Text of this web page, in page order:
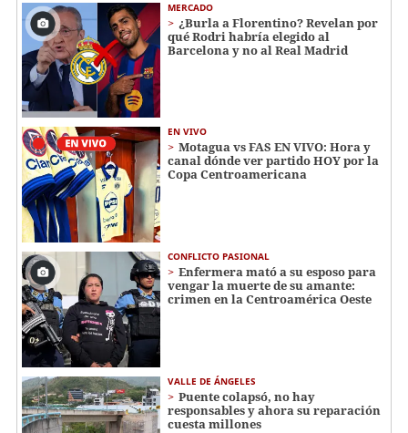
MERCADO
¿Burla a Florentino? Revelan por
qué Rodri habría elegido al
Barcelona y no al Real Madrid
EN VIVO
Motagua vs FAS EN VIVO: Hora y
canal dónde ver partido HOY por la
Copa Centroamericana
CONFLICTO PASIONAL
Enfermera mató a su esposo para
vengar la muerte de su amante:
crimen en la Centroamérica Oeste
VALLE DE ÁNGELES
Puente colapsó, no hay
responsables y ahora su reparación
cuesta millones